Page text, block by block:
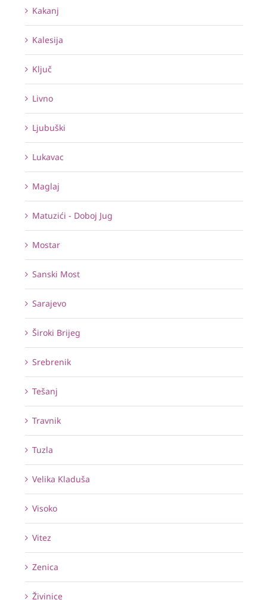
Kakanj
Kalesija
Ključ
Livno
Ljubuški
Lukavac
Maglaj
Matuzići - Doboj Jug
Mostar
Sanski Most
Sarajevo
Široki Brijeg
Srebrenik
Tešanj
Travnik
Tuzla
Velika Kladuša
Visoko
Vitez
Zenica
Živinice